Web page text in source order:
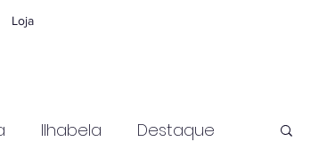
Loja
Ilhabela Destaque